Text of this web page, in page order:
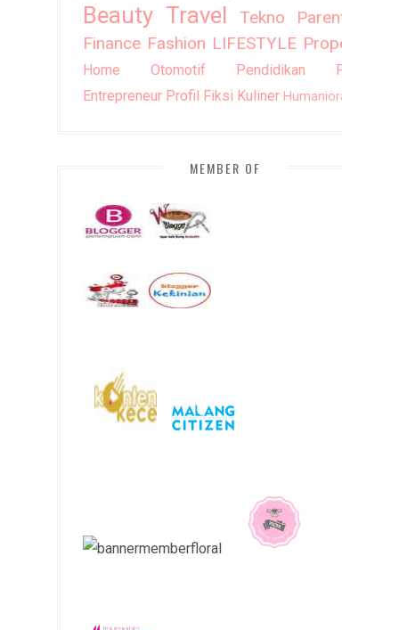
Beauty Travel Tekno
Parenting
Finance Fashion LIFESTYLE Property
Home Otomotif Pendidikan
Puisi
Entrepreneur Profil Fiksi Kuliner Humaniora
MEMBER OF